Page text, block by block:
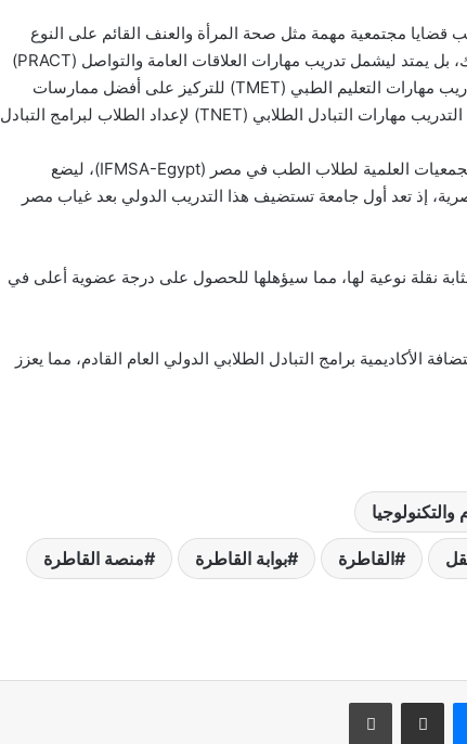
قضايا مجتمعية مهمة مثل صحة المرأة والعنف القائم على النوع
الاجتماعي (V2V) ، و لا يقتصر التدريب على ذلك، بل يمتد ليشمل تدريب مهارات العلاقات العامة والتواصل (PRACT)
لتنمية قدرات الطلاب على التواصل الفعال، وتدريب مهارات التعليم الطبي (TMET) للتركيز على أفضل ممارسات
التعليم والتعلم في المجال الطبي. وأخيرًا، يقدم التدريب مهارات التبادل الطلابي (TNET) لإعداد الطلاب لبرامج التبادل
يأتي هذا التدريب، الذي ينظمه الاتحاد الدولي للجمعيات العلمية لطلاب الطب في مصر (IFMSA-Egypt)، ليضع
إذ تعد أول جامعة تستضيف هذا التدريب الدولي بعد غياب مصر
نقلة نوعية لها، مما سيؤهلها للحصول على درجة عضوية أعلى في
الأكاديمية برامج التبادل الطلابي الدولي العام القادم، مما يعزز
والتكنولوجيا
القاطرة بوابة القاطرة منصة القاطرة
ماسنجر مشاركة عبر البريد طباعة